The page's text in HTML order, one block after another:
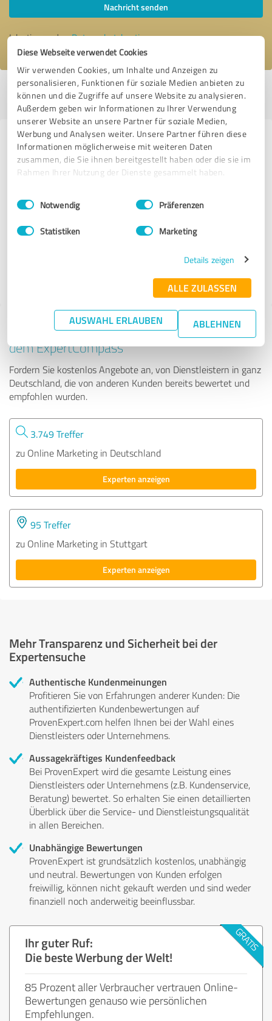
Diese Webseite verwendet Cookies
Wir verwenden Cookies, um Inhalte und Anzeigen zu
personalisieren, Funktionen für soziale Medien anbieten zu
können und die Zugriffe auf unsere Website zu analysieren.
Außerdem geben wir Informationen zu Ihrer Verwendung
unserer Website an unsere Partner für soziale Medien,
Werbung und Analysen weiter. Unsere Partner führen diese
Informationen möglicherweise mit weiteren Daten
zusammen, die Sie ihnen bereitgestellt haben oder die sie im
Rahmen Ihrer Nutzung der Dienste gesammelt haben.
Impressum Datenschutzbestimmungen
Einwilligungsauswahl
Notwendig Präferenzen
Statistiken Marketing
Details zeigen
ALLE ZULASSEN
AUSWAHL ERLAUBEN ABLEHNEN
Nachricht senden
Ich stimme denDatenschutzbestimmungenzu.
Profil aktiv seit 08.04.2020 | Letzte Aktualisierung: 14.04.2020
melden
Erfahrungen zu weiteren
Anbietern aus dem Bereich Online
Marketing
Leandroz Marketing
Tipp: Die passenden Experten finden - mit
dem ExpertCompass
Fordern Sie kostenlos Angebote an, von Dienstleistern in ganz
Deutschland, die von anderen Kunden bereits bewertet und
empfohlen wurden.
3.749 Treffer
zu Online Marketing in Deutschland
Experten anzeigen
95 Treffer
zu Online Marketing in Stuttgart
Experten anzeigen
Mehr Transparenz und Sicherheit bei der
Expertensuche
Authentische Kundenmeinungen
Profitieren Sie von Erfahrungen anderer Kunden: Die
authentifizierten Kundenbewertungen auf
ProvenExpert.com helfen Ihnen bei der Wahl eines
Dienstleisters oder Unternehmens.
Aussagekräftiges Kundenfeedback
Bei ProvenExpert wird die gesamte Leistung eines
Dienstleisters oder Unternehmens (z.B. Kundenservice,
Beratung) bewertet. So erhalten Sie einen detaillierten
Überblick über die Service- und Dienstleistungsqualität
in allen Bereichen.
Unabhängige Bewertungen
ProvenExpert ist grundsätzlich kostenlos, unabhängig
und neutral. Bewertungen von Kunden erfolgen
freiwillig, können nicht gekauft werden und sind weder
finanziell noch anderweitig beeinflussbar.
Ihr guter Ruf:
Die beste Werbung der Welt!
85 Prozent aller Verbraucher vertrauen Online-
Bewertungen genauso wie persönlichen
Empfehlungen.